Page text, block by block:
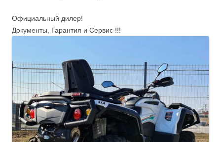
Официальный дилер!
Документы, Гарантия и Сервис !!!